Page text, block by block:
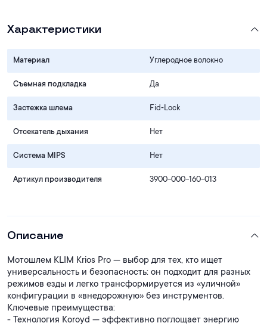
Характеристики
Материал Углеродное волокно
Съемная подкладка Да
Застежка шлема Fid‑Lock
Отсекатель дыхания Нет
Система MIPS Нет
Артикул производителя 3900-000-160-013
Описание
Мотошлем KLIM Krios Pro — выбор для тех, кто ищет
универсальность и безопасность: он подходит для разных
режимов езды и легко трансформируется из «уличной»
конфигурации в «внедорожную» без инструментов.
Ключевые преимущества:
- Технология Koroyd — эффективно поглощает энергию